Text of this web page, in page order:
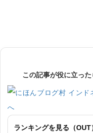
この記事が役に立っ
ランキングを見る（OUT